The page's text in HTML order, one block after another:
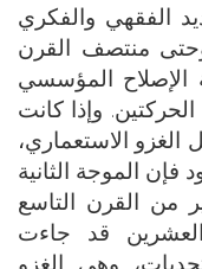
الفقهي والفكري
منتصف القرن
الإصلاح المؤسسي
وإذا كانت
الاستعماري،
فإن الموجة الثانية
من القرن التاسع
قد جاءت
وهي الغزو